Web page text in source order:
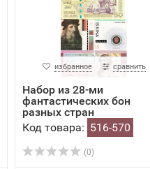
избранное сравнить
Набор из 28-ми
фантастических бон
разных стран
Код товара: 516-570
(0)